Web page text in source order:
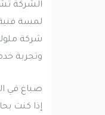
الشركة
لمسة فنية
شركة ملوك
وتجربة خدمة
صباغ في
إذا كنت